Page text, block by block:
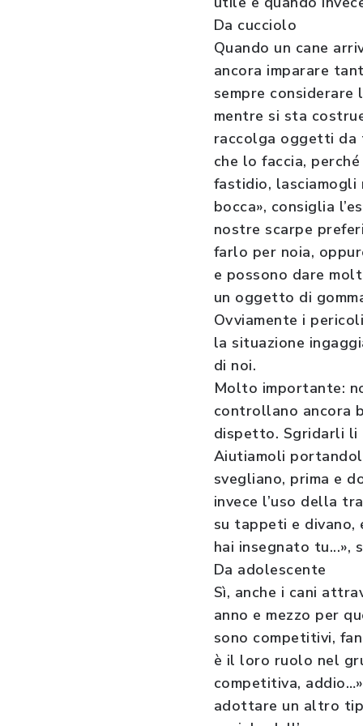
Da cucciolo
Quando un cane
ancora imparare
sempre
mentre si sta
raccolga oggetti da
che lo faccia,
fastidio,
bocca», consiglia
nostre scarpe
farlo per noia,
e possono dare
un oggetto di
Ovviamente i
la situazione
di noi.
Molto importante:
controllano ancora
dispetto. Sgridarli li
Aiutiamoli
svegliano, prima e
invece l’uso della
su tappeti e divano,
hai insegnato tu...»,
Da adolescente
Sì, anche i cani
anno e mezzo per
sono competitivi,
è il loro ruolo nel
competitiva,
adottare un altro